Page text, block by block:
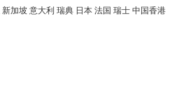
新加坡 意大利 瑞典 日本 法国 瑞士 中国香港